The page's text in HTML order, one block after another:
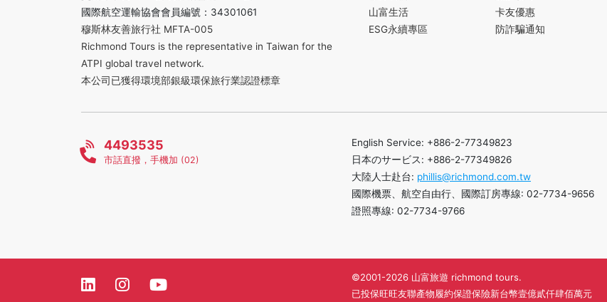
國際航空運輸協會會員編號：34301061
穆斯林友善旅行社 MFTA-005
Richmond Tours is the representative in Taiwan for the
ATPI global travel network.
本公司已獲得環境部銀級環保旅行業認證標章
山富生活
ESG永續專區
卡友優惠
防詐騙通知
4493535
市話直撥，手機加 (02)
English Service: +886-2-77349823
日本のサービス: +886-2-77349826
大陸人士赴台: phillis@richmond.com.tw
國際機票、航空自由行、國際訂房專線: 02-7734-9656
證照專線: 02-7734-9766
©2001-2026 山富旅遊 richmond tours.
已投保旺旺友聯產物履約保證保險新台幣壹億貳仟肆佰萬元